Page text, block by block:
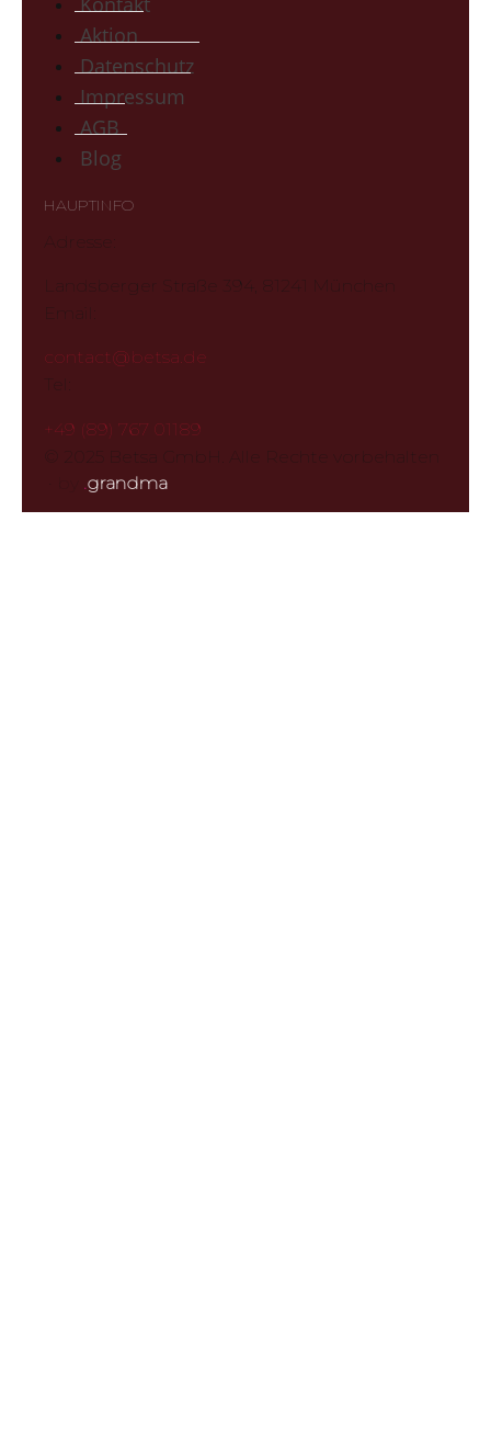
Aktion
Datenschutz
Impressum
AGB
Blog
HAUPTINFO
Adresse:
Landsberger Straße 394, 81241 München
Email:
contact@betsa.de
Tel:
+49 (89) 767 01189
© 2025 Betsa GmbH. Alle Rechte vorbehalten
.grandma